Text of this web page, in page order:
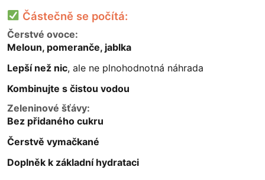
Částečně se počítá:
Čerstvé ovoce:
Meloun, pomeranče, jablka
Lepší než nic, ale ne plnohodnotná náhrada
Kombinujte s čistou vodou
Zeleninové šťávy:
Bez přidaného cukru
Čerstvě vymačkané
Doplněk k základní hydrataci